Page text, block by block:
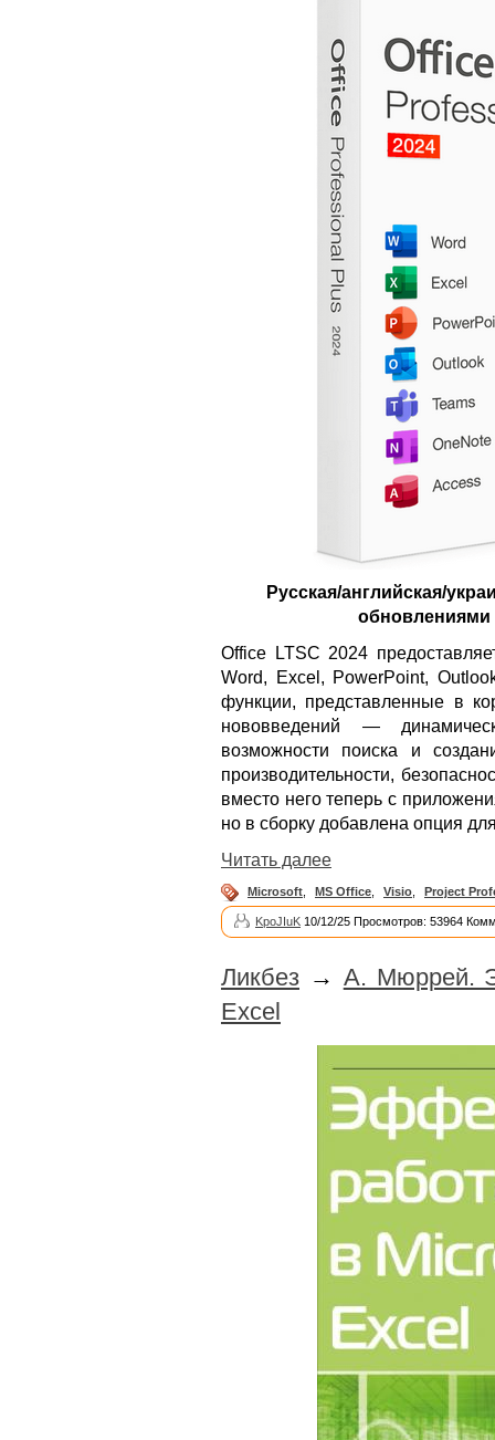
Русская/английская/
обновлениями
Office LTSC 2024
Word, Excel, PowerPoint,
функции, представленные в
нововведений —
возможности поиска и
производительности,
вместо него теперь с
но в сборку добавлена опция
Читать далее
Microsoft MS Office Visio Project
KpoJIuK 10/12/25 Просмотров: 53964
Ликбез → А. Мюррей.
Excel